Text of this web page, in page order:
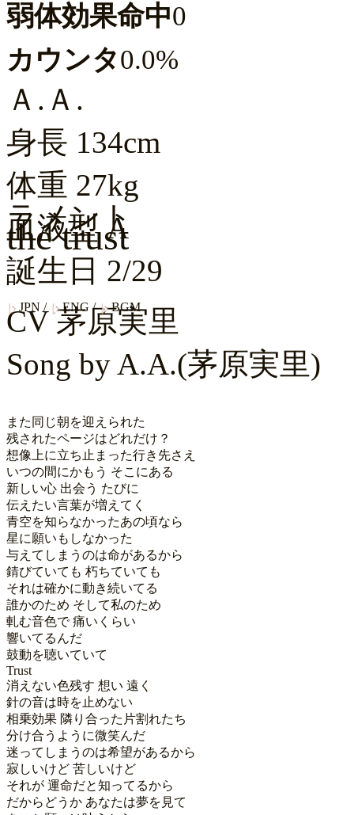
弱体効果命中0
カウンタ0.0%
Ａ.Ａ.
身長 134cm
体重 27kg
血液型 A
誕生日 2/29
ラメント
the trust
JPN / ENG / BGM
CV 茅原実里
Song by A.A.(茅原実里)
また同じ朝を迎えられた
残されたページはどれだけ？
想像上に立ち止まった行き先さえ
いつの間にかもう そこにある
新しい心 出会う たびに
伝えたい言葉が増えてく
青空を知らなかったあの頃なら
星に願いもしなかった
与えてしまうのは命があるから
錆びていても 朽ちていても
それは確かに動き続いてる
誰かのため そして私のため
軋む音色で 痛いくらい
響いてるんだ
鼓動を聴いていて
Trust
消えない色残す 想い 遠く
針の音は時を止めない
相乗効果 隣り合った片割れたち
分け合うように微笑んだ
迷ってしまうのは希望があるから
寂しいけど 苦しいけど
それが 運命だと知ってるから
だからどうか あなたは夢を見て